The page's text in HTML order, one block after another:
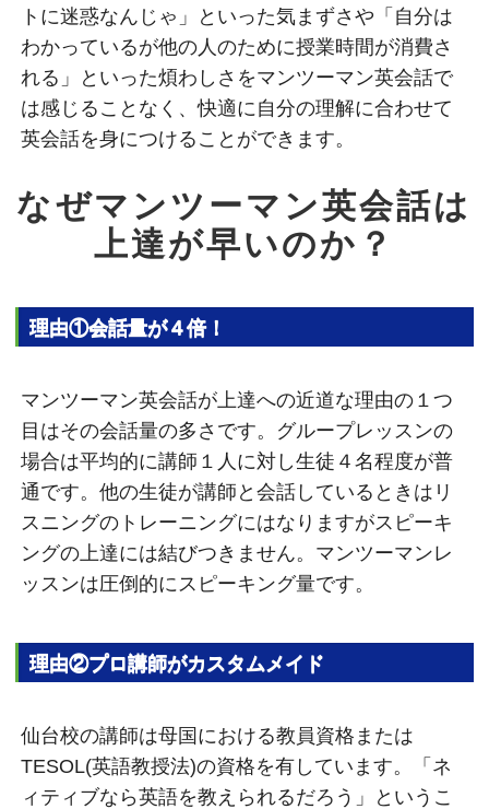
トに迷惑なんじゃ」といった気まずさや「自分は
わかっているが他の人のために授業時間が消費さ
れる」といった煩わしさをマンツーマン英会話で
は感じることなく、快適に自分の理解に合わせて
英会話を身につけることができます。
なぜマンツーマン英会話は
上達が早いのか？
理由①会話量が４倍！
マンツーマン英会話が上達への近道な理由の１つ
目はその会話量の多さです。グループレッスンの
場合は平均的に講師１人に対し生徒４名程度が普
通です。他の生徒が講師と会話しているときはリ
スニングのトレーニングにはなりますがスピーキ
ングの上達には結びつきません。マンツーマンレ
ッスンは圧倒的にスピーキング量です。
理由②プロ講師がカスタムメイド
仙台校の講師は母国における教員資格または
TESOL(英語教授法)の資格を有しています。「ネ
ィティブなら英語を教えられるだろう」というこ